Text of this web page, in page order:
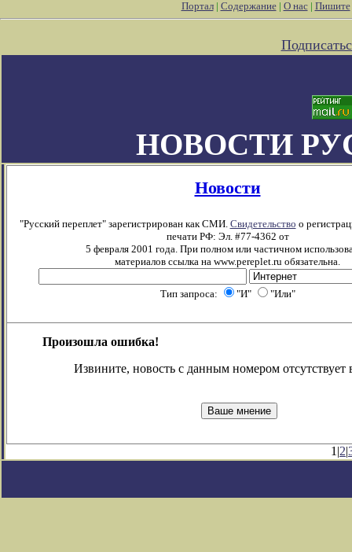
Портал| Содержание| О нас| Пишите
НОВОСТИ
Новости
"Русский переплет" зарегистрирован как СМИ. Свидетельство о
печати РФ: Эл. #77-4362 от
5 февраля 2001 года. При полном или частичном
материалов ссылка на www.pereplet.ru обязательна.
Тип запроса: "И" "Или"
Произошла ошибка!
Извините, новость с данным номером отсутствует
1|2|